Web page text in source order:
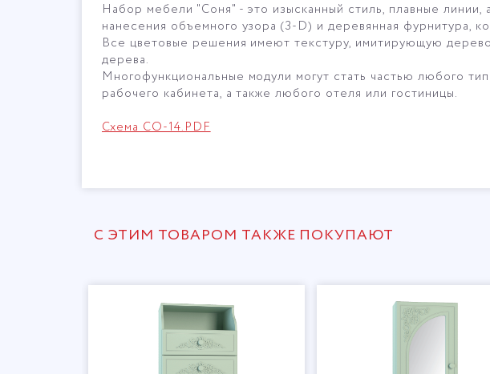
Набор мебели "Соня" - это изысканный стиль, плавные
нанесения объемного узора (3-D) и деревянная фурнитура,
Все цветовые решения имеют текстуру, имитирующую
дерева.
Многофункциональные модули могут стать частью любого
рабочего кабинета, а также любого отеля или гостиницы.
Схема СО-14.PDF
С ЭТИМ ТОВАРОМ ТАКЖЕ ПОКУПАЮТ